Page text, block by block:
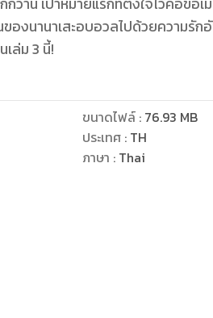
ว่านี้ เป้าหมายแรกที่ตั้งใจไว้คือขอเ
องนานาเสะอบอวลไปด้วยความรัก
เล่ม 3 นี้!
ขนาดไฟล์: 76.93 MB
ประเทศ : TH
ภาษา : Thai